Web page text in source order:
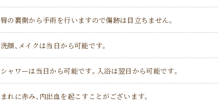
唇の裏側から手術を行いますので傷跡は目立ちません。
洗顔、メイクは当日から可能です。
シャワーは当日から可能です。入浴は翌日から可能です。
まれに赤み、内出血を起こすことがございます。